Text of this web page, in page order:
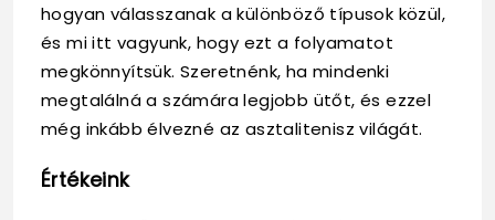
hogyan válasszanak a különböző típusok közül,
és mi itt vagyunk, hogy ezt a folyamatot
megkönnyítsük. Szeretnénk, ha mindenki
megtalálná a számára legjobb ütőt, és ezzel
még inkább élvezné az asztalitenisz világát.
Értékeink